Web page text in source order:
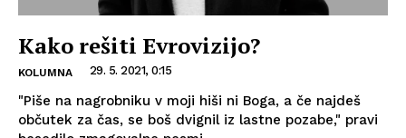
Kako rešiti Evrovizijo?
KOLUMNA 29. 5. 2021, 0:15
"Piše na nagrobniku v moji hiši ni Boga, a če najdeš
občutek za čas, se boš dvignil iz lastne pozabe," pravi